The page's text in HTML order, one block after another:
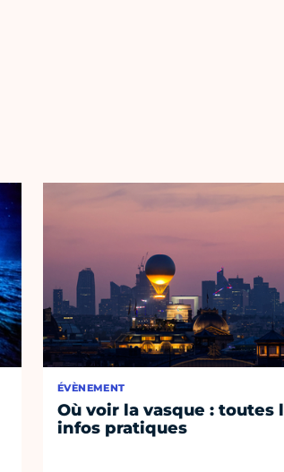
ÉVÈNEMENT
Où voir la vasque : toutes
infos pratiques